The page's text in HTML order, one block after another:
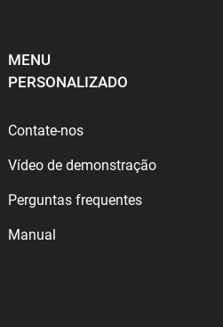
MENU
PERSONALIZADO
Contate-nos
Vídeo de demonstração
Perguntas frequentes
Manual